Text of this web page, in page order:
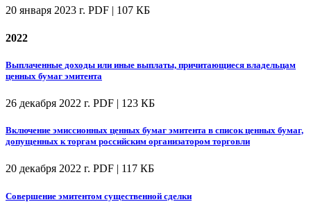
20 января 2023 г. PDF | 107 КБ
2022
Выплаченные доходы или иные выплаты, причитающиеся владельцам
ценных бумаг эмитента
26 декабря 2022 г. PDF | 123 КБ
Включение эмиссионных ценных бумаг эмитента в список ценных бумаг,
допущенных к торгам российским организатором торговли
20 декабря 2022 г. PDF | 117 КБ
Совершение эмитентом существенной сделки